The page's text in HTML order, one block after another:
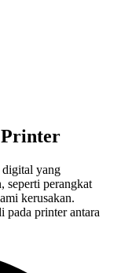
Printer
digital yang
seperti perangkat
kerusakan.
pada printer antara